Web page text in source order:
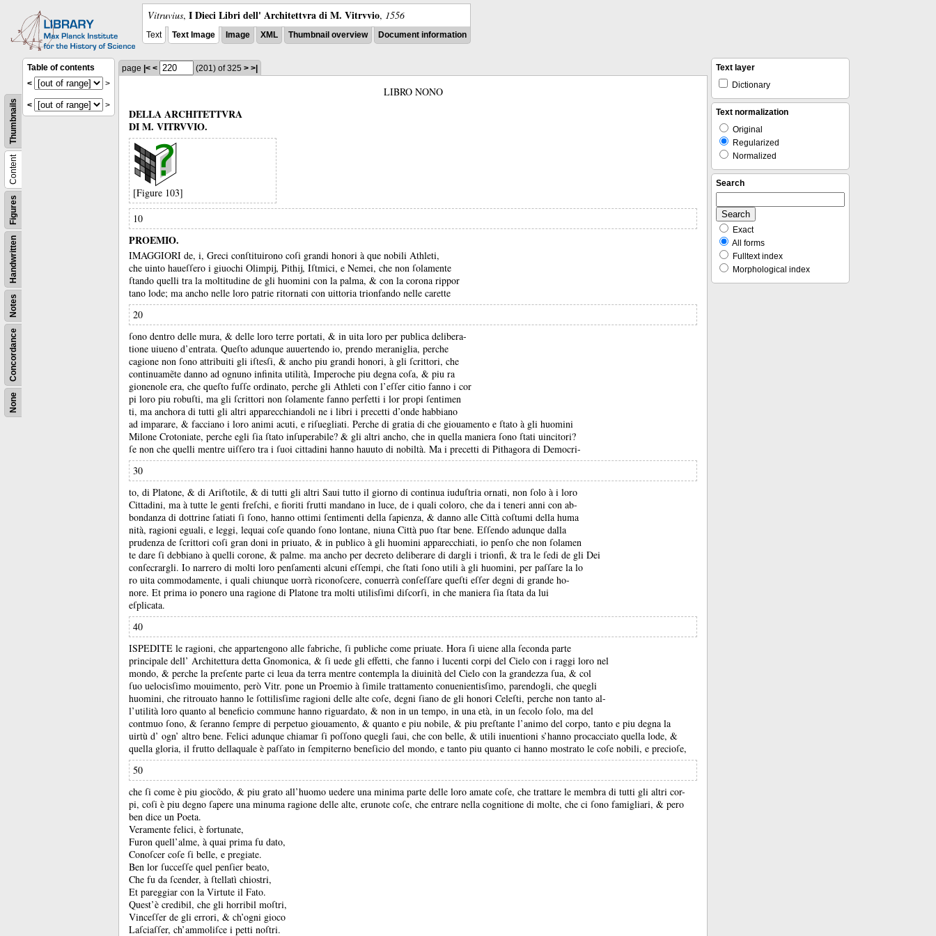
Vitruvius, I Dieci Libri dell' Architettvra di M. Vitrvvio, 1556
Text Text Image Image XML Thumbnail overview Document information
None
Concordance
Notes
Handwritten
Figures
Content
Thumbnails
Table of contents
<
>
< >
page |< < (201) of 325 > >|
LIBRO NONO
DELLA ARCHITETTVRA
DI M. VITRVVIO.
[Figure 103]
10
PROEMIO.
IMAGGIORI de, i, Greci conſtituirono coſi grandi honori à que nobili Athleti,
che uinto haueſſero i giuochi Olimpĳ, Pithĳ, Iſtmici, e Nemei, che non ſolamente
ſtando quelli tra la moltitudine de gli huomini con la palma, & con la corona rippor
tano lode; ma ancho nelle loro patrie ritornati con uittoria trionfando nelle carette
20
ſono dentro delle mura, & delle loro terre portati, & in uita loro per publica delibera-
tione uiueno d’entrata. Queſto adunque auuertendo io, prendo meraniglia, perche
cagione non ſono attribuiti gli iſtesſi, & ancho piu grandi honori, à gli ſcrittori, che
continuamẽte danno ad ognuno infinita utilità, Imperoche piu degna coſa, & piu ra
gionenole era, che queſto fuſſe ordinato, perche gli Athleti con l’eſſer citio fanno i cor
pi loro piu robuſti, ma gli ſcrittori non ſolamente fanno perfetti i lor propi ſentimen
ti, ma anchora di tutti gli altri apparecchiandoli ne i libri i precetti d’onde habbiano
ad imparare, & facciano i loro animi acuti, e riſuegliati. Perche di gratia di che giouamento e ſtato à gli huomini
Milone Crotoniate, perche egli ſia ſtato inſuperabile? & gli altri ancho, che in quella maniera ſono ſtati uincitori?
ſe non che quelli mentre uiſſero tra i ſuoi cittadini hanno hauuto di nobiltà. Ma i precetti di Pithagora di Democri-
30
to, di Platone, & di Ariſtotile, & di tutti gli altri Saui tutto il giorno di continua iuduſtria ornati, non ſolo à i loro
Cittadini, ma à tutte le genti freſchi, e fioriti frutti mandano in luce, de i quali coloro, che da i teneri anni con ab-
bondanza di dottrine ſatiati ſi ſono, hanno ottimi ſentimenti della ſapienza, & danno alle Città coſtumi della huma
nità, ragioni eguali, e leggi, lequai coſe quando ſono lontane, niuna Città puo ſtar bene. Eſſendo adunque dalla
prudenza de ſcrittori coſi gran doni in priuato, & in publico à gli huomini apparecchiati, io penſo che non ſolamen
te dare ſi debbiano à quelli corone, & palme. ma ancho per decreto deliberare di dargli i trionfi, & tra le ſedi de gli Dei
conſecrargli. Io narrero di molti loro penſamenti alcuni eſſempi, che ſtati ſono utili à gli huomini, per paſſare la lo
ro uita commodamente, i quali chiunque uorrà riconoſcere, conuerrà conſeſſare queſti eſſer degni di grande ho-
nore. Et prima io ponero una ragione di Platone tra molti utilisſimi diſcorſi, in che maniera ſia ſtata da lui
eſplicata.
40
ISPEDITE le ragioni, che appartengono alle fabriche, ſi publiche come priuate. Hora ſi uiene alla ſeconda parte
principale dell’ Architettura detta Gnomonica, & ſi uede gli effetti, che fanno i lucenti corpi del Cielo con i raggi loro nel
mondo, & perche la preſente parte ci leua da terra mentre contempla la diuinità del Cielo con la grandezza ſua, & col
ſuo uelocisſimo mouimento, però Vitr. pone un Proemio à ſimile trattamento conuenientisſimo, parendogli, che quegli
huomini, che ritrouato hanno le ſottilisſime ragioni delle alte coſe, degni ſiano de gli honori Celeſti, perche non tanto al-
l’utilità loro quanto al beneficio commune hanno riguardato, & non in un tempo, in una età, in un ſecolo ſolo, ma del
contmuo ſono, & ſeranno ſempre di perpetuo giouamento, & quanto e piu nobile, & piu preſtante l’animo del corpo, tanto e piu degna la
uirtù d’ ogn’ altro bene. Felici adunque chiamar ſi poſſono quegli ſaui, che con belle, & utili inuentioni s’hanno procacciato quella lode, &
quella gloria, il frutto dellaquale è paſſato in ſempiterno beneſicio del mondo, e tanto piu quanto ci hanno mostrato le coſe nobili, e precioſe,
50
che ſi come è piu giocõdo, & piu grato all’huomo uedere una minima parte delle loro amate coſe, che trattare le membra di tutti gli altri cor-
pi, coſi è piu degno ſapere una minuma ragione delle alte, erunote coſe, che entrare nella cognitione di molte, che ci ſono famigliari, & pero
ben dice un Poeta.
Veramente felici, è fortunate,
Furon quell’alme, à quai prima fu dato,
Conoſcer coſe ſi belle, e pregiate.
Ben lor ſucceſſe quel penſier beato,
Che fu da ſcender, à ſtellatì chiostri,
Et pareggiar con la Virtute il Fato.
Quest’è credibil, che gli horribil moſtri,
Vinceſſer de gli errori, & ch’ogni gioco
Laſciaſſer, ch’ammoliſce i petti noſtri.
Text layer
Dictionary
Text normalization
Original
Regularized
Normalized
Search
Exact
All forms
Fulltext index
Morphological index